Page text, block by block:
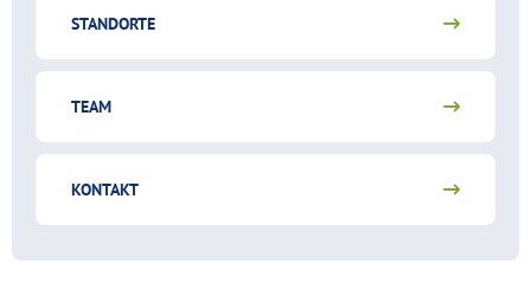
STANDORTE
TEAM
KONTAKT